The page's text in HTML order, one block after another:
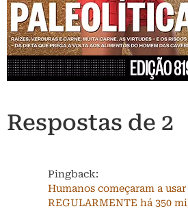
Respostas de 2
Pingback:
Humanos começaram a
REGULARMENTE há 350